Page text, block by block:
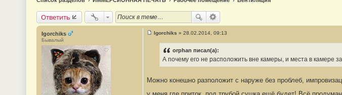
Ответить
Igorchiks
Бывалый
и
#
Igorchiks » 28.02.2014, 09:13
orphan писал(а):
А почему его не расположить вне камеры, и места в камере
Можно конешно разположит с наруже без проблеб,